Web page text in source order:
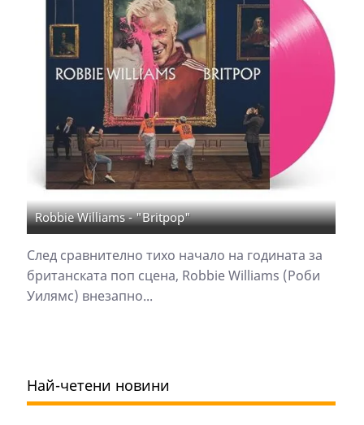
Robbie Williams - "Britpop"
След сравнително тихо начало на годината за
британската поп сцена, Robbie Williams (Роби
Уилямс) внезапно...
Най-четени новини